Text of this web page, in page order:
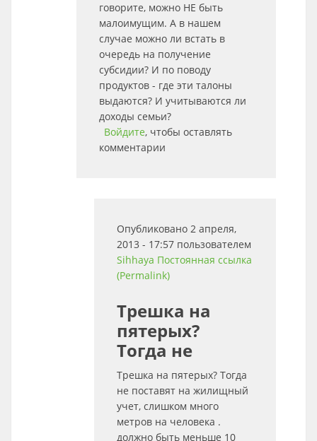
говорите, можно НЕ быть
малоимущим. А в нашем
случае можно ли встать в
очередь на получение
субсидии? И по поводу
продуктов - где эти талоны
выдаются? И учитываются ли
доходы семьи?
Войдите, чтобы оставлять
комментарии
Опубликовано 2 апреля,
2013 - 17:57 пользователем
Sihhaya Постоянная ссылка
(Permalink)
Трешка на
пятерых?
Тогда не
Трешка на пятерых? Тогда
не поставят на жилищный
учет, слишком много
метров на человека .
должно быть меньше 10